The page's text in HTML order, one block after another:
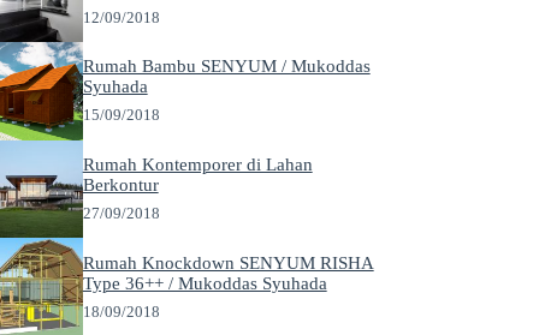
12/09/2018
Rumah Bambu SENYUM / Mukoddas
Syuhada
15/09/2018
Rumah Kontemporer di Lahan
Berkontur
27/09/2018
Rumah Knockdown SENYUM RISHA
Type 36++ / Mukoddas Syuhada
18/09/2018